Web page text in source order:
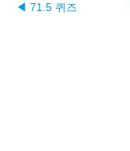
◀ 71.5 퀴즈